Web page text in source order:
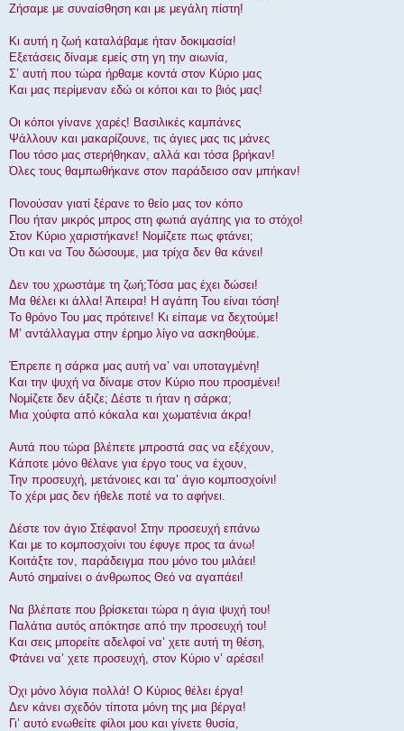
Ζήσαμε με συναίσθηση και με μεγάλη πίστη!
Κι αυτή η ζωή καταλάβαμε ήταν δοκιμασία!
Εξετάσεις δίναμε εμείς στη γη την αιωνία,
Σ’ αυτή που τώρα ήρθαμε κοντά στον Κύριο μας
Και μας περίμεναν εδώ οι κόποι και το βιός μας!
Οι κόποι γίνανε χαρές! Βασιλικές καμπάνες
Ψάλλουν και μακαρίζουνε, τις άγιες μας τις μάνες
Που τόσο μας στερήθηκαν, αλλά και τόσα βρήκαν!
Όλες τους θαμπωθήκανε στον παράδεισο σαν μπήκαν!
Πονούσαν γιατί ξέρανε το θείο μας τον κόπο
Που ήταν μικρός μπρος στη φωτιά αγάπης για το στόχο!
Στον Κύριο χαριστήκανε! Νομίζετε πως φτάνει;
Ότι και να Του δώσουμε, μια τρίχα δεν θα κάνει!
Δεν του χρωστάμε τη ζωή;Τόσα μας έχει δώσει!
Μα θέλει κι άλλα! Άπειρα! Η αγάπη Του είναι τόση!
Το θρόνο Του μας πρότεινε! Κι είπαμε να δεχτούμε!
Μ’ αντάλλαγμα στην έρημο λίγο να ασκηθούμε.
Έπρεπε η σάρκα μας αυτή να’ ναι υποταγμένη!
Και την ψυχή να δίναμε στον Κύριο που προσμένει!
Νομίζετε δεν άξιζε; Δέστε τι ήταν η σάρκα;
Μια χούφτα από κόκαλα και χωματένια άκρα!
Αυτά που τώρα βλέπετε μπροστά σας να εξέχουν,
Κάποτε μόνο θέλανε για έργο τους να έχουν,
Την προσευχή, μετάνοιες και τα’ άγιο κομποσχοίνι!
Το χέρι μας δεν ήθελε ποτέ να το αφήνει.
Δέστε τον άγιο Στέφανο! Στην προσευχή επάνω
Και με το κομποσχοίνι του έφυγε προς τα άνω!
Κοιτάξτε τον, παράδειγμα που μόνο του μιλάει!
Αυτό σημαίνει ο άνθρωπος Θεό να αγαπάει!
Να βλέπατε που βρίσκεται τώρα η άγια ψυχή του!
Παλάτια αυτός απόκτησε από την προσευχή του!
Και σεις μπορείτε αδελφοί να’ χετε αυτή τη θέση,
Φτάνει να’ χετε προσευχή, στον Κύριο ν’ αρέσει!
Όχι μόνο λόγια πολλά! Ο Κύριος θέλει έργα!
Δεν κάνει σχεδόν τίποτα μόνη της μια βέργα!
Γι’ αυτό ενωθείτε φίλοι μου και γίνετε θυσία,